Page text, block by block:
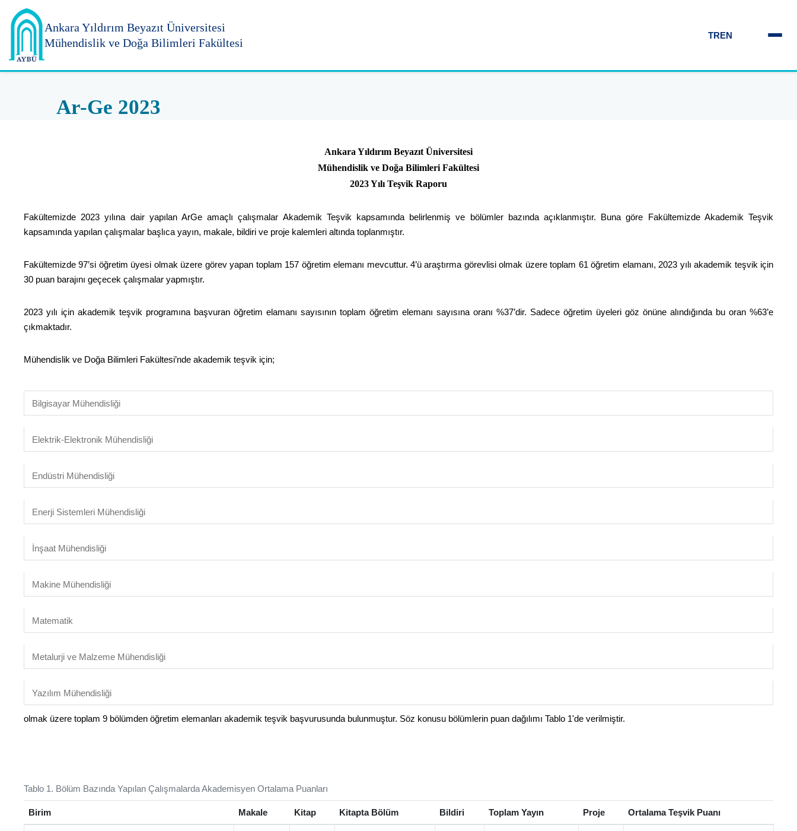
Ankara Yıldırım Beyazıt Üniversitesi
Mühendislik ve Doğa Bilimleri Fakültesi
TREN
Ar-Ge 2023
Ankara Yıldırım Beyazıt Üniversitesi
Mühendislik ve Doğa Bilimleri Fakültesi
2023 Yılı Teşvik Raporu
Fakültemizde 2023 yılına dair yapılan ArGe amaçlı çalışmalar Akademik Teşvik kapsamında belirlenmiş ve bölümler bazında açıklanmıştır. Buna göre Fakültemizde Akademik Teşvik
kapsamında yapılan çalışmalar başlıca yayın, makale, bildiri ve proje kalemleri altında toplanmıştır.
Fakültemizde 97’si öğretim üyesi olmak üzere görev yapan toplam 157 öğretim elemanı mevcuttur. 4’ü araştırma görevlisi olmak üzere toplam 61 öğretim elamanı, 2023 yılı akademik teşvik için
30 puan barajını geçecek çalışmalar yapmıştır.
2023 yılı için akademik teşvik programına başvuran öğretim elamanı sayısının toplam öğretim elemanı sayısına oranı %37’dir. Sadece öğretim üyeleri göz önüne alındığında bu oran %63’e
çıkmaktadır.
Mühendislik ve Doğa Bilimleri Fakültesi’nde akademik teşvik için;
Bilgisayar Mühendisliği
Elektrik-Elektronik Mühendisliği
Endüstri Mühendisliği
Enerji Sistemleri Mühendisliği
İnşaat Mühendisliği
Makine Mühendisliği
Matematik
Metalurji ve Malzeme Mühendisliği
Yazılım Mühendisliği
olmak üzere toplam 9 bölümden öğretim elemanları akademik teşvik başvurusunda bulunmuştur. Söz konusu bölümlerin puan dağılımı Tablo 1'de verilmiştir.
Tablo 1. Bölüm Bazında Yapılan Çalışmalarda Akademisyen Ortalama Puanları
Birim Makale Kitap Kitapta Bölüm Bildiri Toplam Yayın Proje Ortalama Teşvik Puanı